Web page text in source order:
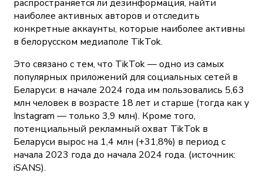
распространяется ли дезинформация, найти
наиболее активных авторов и отследить
конкретные аккаунты, которые наиболее активны
в белорусском медиаполе TikTok.
Это связано с тем, что TikTok — одно из самых
популярных приложений для социальных сетей в
Беларуси: в начале 2024 года им пользовались 5,63
млн человек в возрасте 18 лет и старше (тогда как у
Instagram — только 3,9 млн). Кроме того,
потенциальный рекламный охват TikTok в
Беларуси вырос на 1,4 млн (+31,8%) в период с
начала 2023 года до начала 2024 года. (источник:
iSANS).